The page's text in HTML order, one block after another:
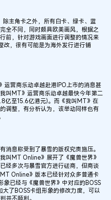
角卡之外，所有白卡、绿卡、蓝
全不同，同时颇具欧美画风，根据之
前，针对游戏画面进行调整的情况来
改，很有可能是为海外发行进行铺
营商乐动卓越赴港IPO上市的消息甚
叫MT》运营商乐动卓越最快今年第二
亿至15.6亿港元)。而《我叫MT》在
调整，有分析认为，该举动同样也有
息称受到了暴雪的版权究责施压。
叫MT Online》展开了《魔兽世界》
经多次与暴雪官方进行磋商，但商谈
Online》版本已经针对众多普通卡
象已经与《魔兽世界》中对应的BOSS
了BOSS卡组形象的修改力度，可以
并不顺利。